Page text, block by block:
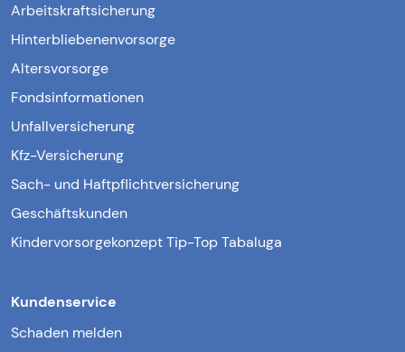
Arbeitskraftsicherung
Hinterbliebenenvorsorge
Altersvorsorge
Fondsinformationen
Unfallversicherung
Kfz-Versicherung
Sach- und Haftpflichtversicherung
Geschäftskunden
Kindervorsorgekonzept Tip-Top Tabaluga
Kundenservice
Schaden melden